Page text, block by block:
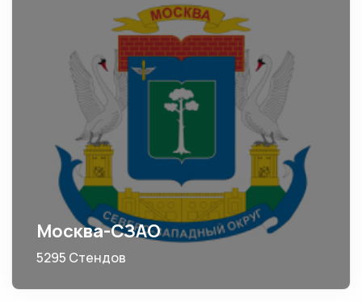
Москва-СЗАО
5295 Стендов